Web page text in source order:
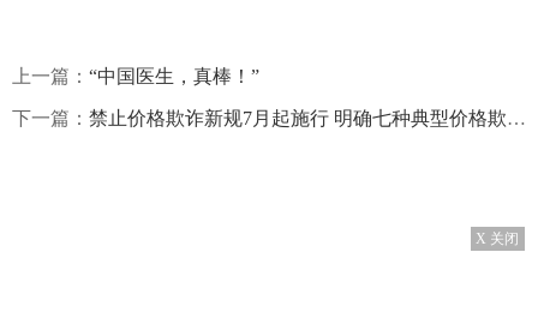
上一篇： “中国医生，真棒！”
下一篇： 禁止价格欺诈新规7月起施行 明确七种典型价格欺诈行为
X 关闭